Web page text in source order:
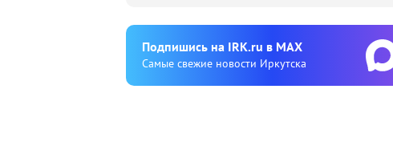
Подпишиcь на IRK.ru в MAX
Cамые свежие новости Иркутска